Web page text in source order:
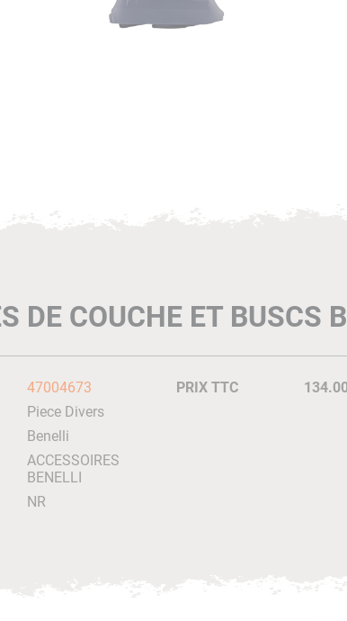
DE COUCHE ET BUSCS
47004673
Piece Divers
Benelli
ACCESSOIRES
BENELLI
NR
PRIX TTC